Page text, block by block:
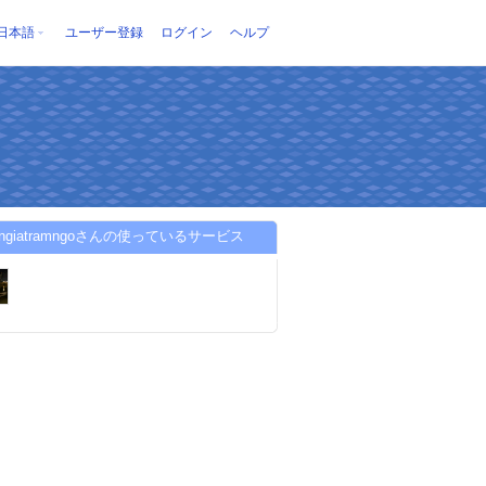
本語 ユーザー登録 ログイン ヘルプ
さんの使っているサービス